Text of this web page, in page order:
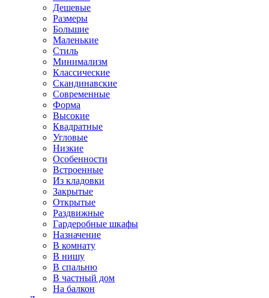
Дешевые
Размеры
Большие
Маленькие
Стиль
Минимализм
Классические
Скандинавские
Современные
Форма
Высокие
Квадратные
Угловые
Низкие
Особенности
Встроенные
Из кладовки
Закрытые
Открытые
Раздвижные
Гардеробные шкафы
Назначение
В комнату
В нишу
В спальню
В частный дом
На балкон